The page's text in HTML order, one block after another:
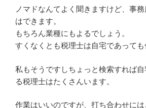
ノマドなんてよく聞きますけど、事
はできます。
もちろん業種にもよるでしょう。
すくなくとも税理士は自宅であっても
私もそうですしちょっと検索すれば
る税理士はたくさんいます。
作業はいいのですが、打ち合わせに